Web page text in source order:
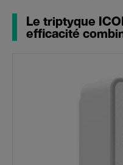
Le triptyque
efficacité